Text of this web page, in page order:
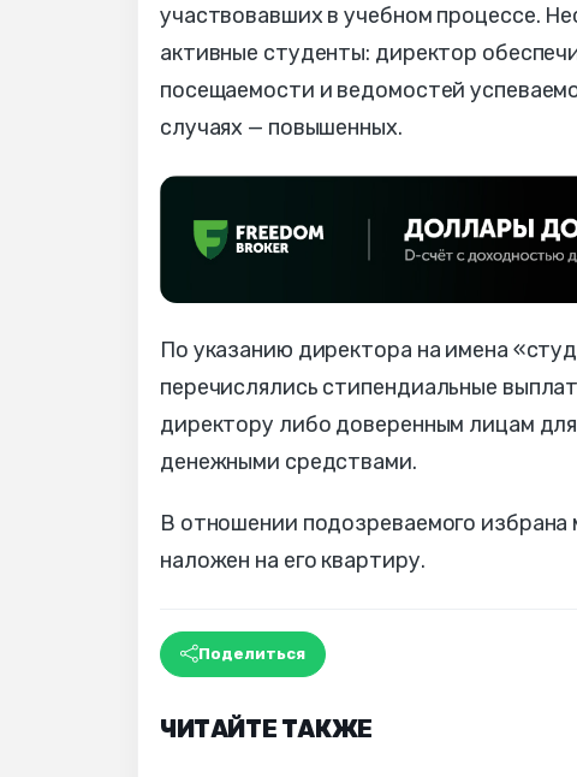
участвовавших в учебном процессе.
активные студенты: директор
посещаемости и ведомостей
случаях — повышенных.
По указанию директора на имена
перечислялись стипендиальные
директору либо доверенным лицам
денежными средствами.
В отношении подозреваемого
наложен на его квартиру.
Поделиться
ЧИТАЙТЕ ТАКЖЕ